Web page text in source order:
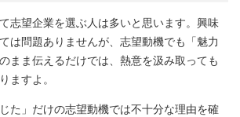
志望企業を選ぶ人は多いと思います。興味
は問題ありませんが、志望動機でも「魅力
まま伝えるだけでは、熱意を汲み取っても
ますよ。
た」だけの志望動機では不十分な理由を確